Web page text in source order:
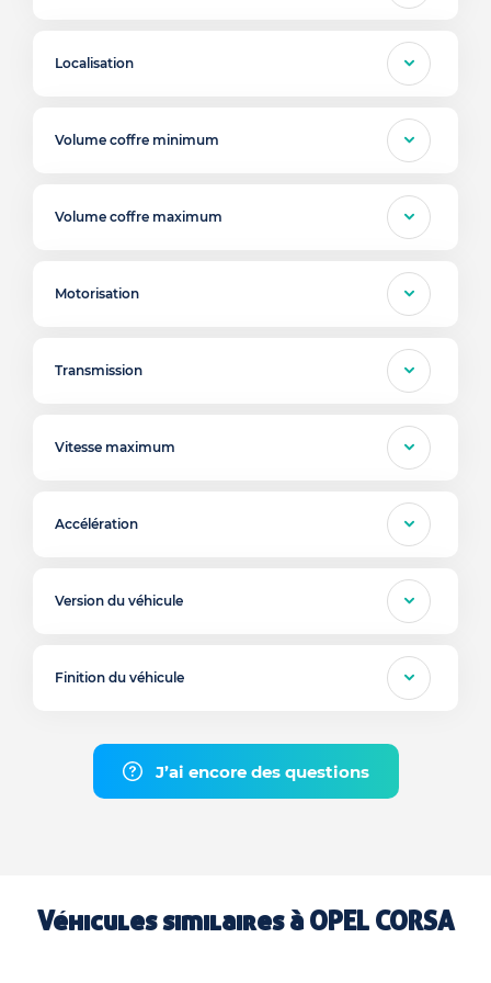
Localisation
Volume coffre minimum
Volume coffre maximum
Motorisation
Transmission
Vitesse maximum
Accélération
Version du véhicule
Finition du véhicule
J’ai encore des questions
Véhicules similaires à OPEL CORSA